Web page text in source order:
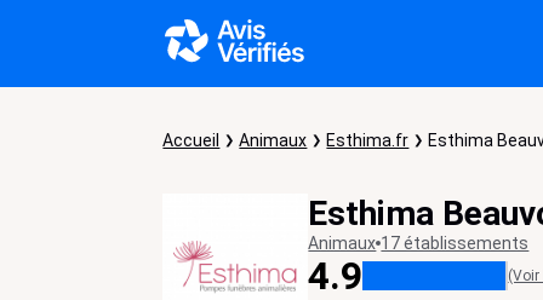
Accueil Animaux Esthima.fr Esthima
Esthima
Animaux 17 établissements
4.9 (Voir